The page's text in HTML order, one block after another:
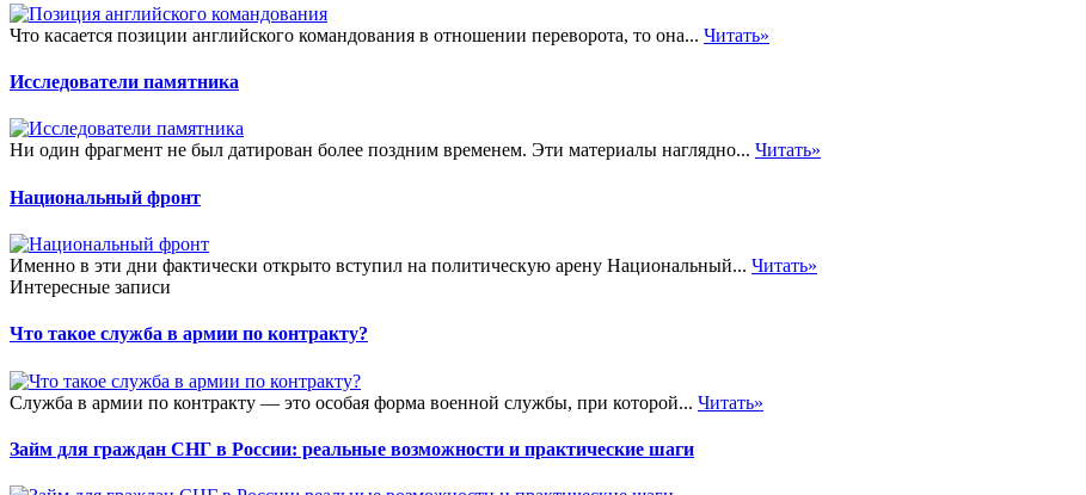
Что касается позиции английского командования в отношении переворота, то она... Читать»
Исследователи памятника
Ни один фрагмент не был датирован более поздним временем. Эти материалы наглядно... Читать»
Национальный фронт
Именно в эти дни фактически открыто вступил на политическую арену Национальный... Читать»
Интересные записи
Что такое служба в армии по контракту?
Служба в армии по контракту — это особая форма военной службы, при которой... Читать»
Займ для граждан СНГ в России: реальные возможности и практические шаги